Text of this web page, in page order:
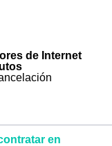
de Internet
en